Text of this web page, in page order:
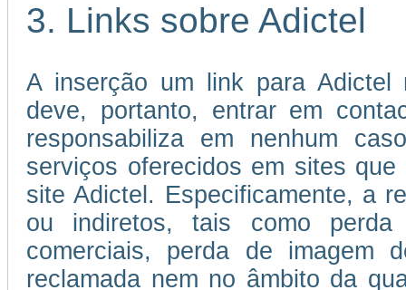
3. Links sobre Adictel
A inserção um link para Adictel
deve, portanto, entrar em
responsabiliza em nenhum
serviços oferecidos em sites
site Adictel. Especificamente, a
ou indiretos, tais como perda
comerciais, perda de imagem
reclamada nem no âmbito da